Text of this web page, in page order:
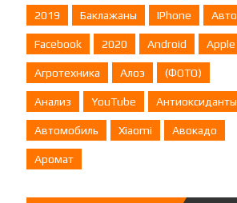
2019 Баклажаны IPhone Авто
Facebook 2020 Android Apple
Агротехника Алоэ (ФОТО)
Анализ YouTube Антиоксиданты
Автомобиль Xiaomi Авокадо
Аромат